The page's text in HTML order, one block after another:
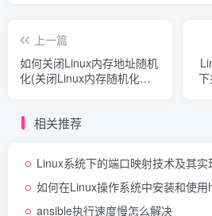
上一篇
如何关闭Linux内存地址随机
化(关闭Linux内存随机化的
相关推荐
Linux系统下的端口映射技术及其实
如何在Linux操作系统中安装和使用
ansible执行速度慢怎么解决